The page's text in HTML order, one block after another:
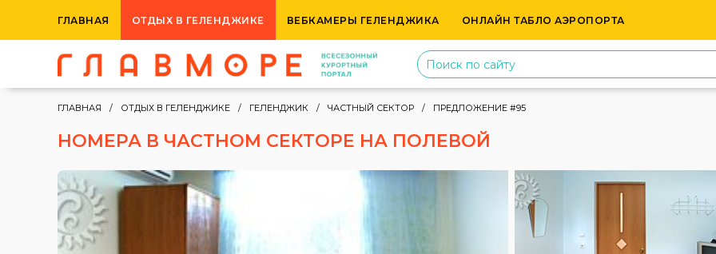
ГЛАВНАЯ ОТДЫХ В ГЕЛЕНДЖИКЕ ВЕБКАМЕРЫ ГЕЛЕНДЖИКА ОНЛАЙН ТАБЛО АЭРОПОРТА
ГЛАВНАЯ ОТДЫХ В ГЕЛЕНДЖИКЕ ГЕЛЕНДЖИК ЧАСТНЫЙ СЕКТОР ПРЕДЛОЖЕНИЕ #95
НОМЕРА В ЧАСТНОМ СЕКТОРЕ НА ПОЛЕВОЙ